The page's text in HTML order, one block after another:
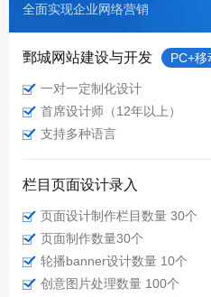
全面实现企业网络营销
鄄城网站建设与开发 PC+移
一对一定制化设计
首席设计师（12年以上）
支持多种语言
栏目页面设计录入
页面设计制作栏目数量 30个
页面制作数量30个
轮播banner设计数量 10个
创意图片处理数量 100个